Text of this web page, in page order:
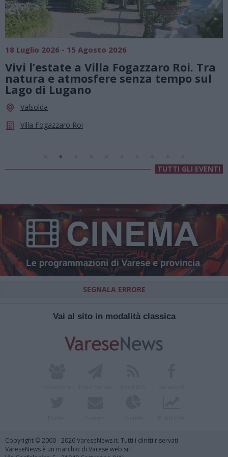
Roi. Tra
tempo sul Summer Green
agosto, musica e
TUTTI GLI EVENTI
SEGNALA ERRORE
Vai al sito in modalità classica
Copyright © 2000 - 2026 VareseNews.it. Tutti i diritti riservati
VareseNews è un marchio di Varese web srl